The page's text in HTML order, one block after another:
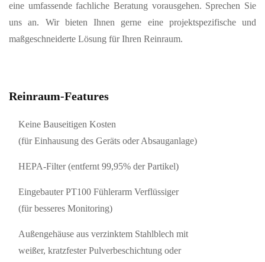
eine umfassende fachliche Beratung vorausgehen. Sprechen Sie
uns an. Wir bieten Ihnen gerne eine projektspezifische und
maßgeschneiderte Lösung für Ihren Reinraum.
Reinraum-Features
Keine Bauseitigen Kosten
(für Einhausung des Geräts oder Absauganlage)
HEPA-Filter (entfernt 99,95% der Partikel)
Eingebauter PT100 Fühlerarm Verflüssiger
(für besseres Monitoring)
Außengehäuse aus verzinktem Stahlblech mit
weißer, kratzfester Pulverbeschichtung oder